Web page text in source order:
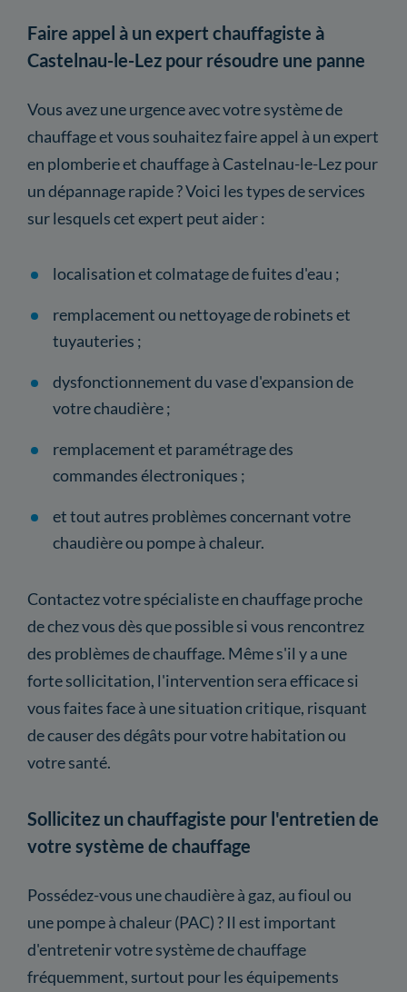
Faire appel à un expert chauffagiste à
Castelnau-le-Lez pour résoudre une panne
Vous avez une urgence avec votre système de
chauffage et vous souhaitez faire appel à un expert
en plomberie et chauffage à Castelnau-le-Lez pour
un dépannage rapide ? Voici les types de services
sur lesquels cet expert peut aider :
localisation et colmatage de fuites d'eau ;
remplacement ou nettoyage de robinets et
tuyauteries ;
dysfonctionnement du vase d'expansion de
votre chaudière ;
remplacement et paramétrage des
commandes électroniques ;
et tout autres problèmes concernant votre
chaudière ou pompe à chaleur.
Contactez votre spécialiste en chauffage proche
de chez vous dès que possible si vous rencontrez
des problèmes de chauffage. Même s'il y a une
forte sollicitation, l'intervention sera efficace si
vous faites face à une situation critique, risquant
de causer des dégâts pour votre habitation ou
votre santé.
Sollicitez un chauffagiste pour l'entretien de
votre système de chauffage
Possédez-vous une chaudière à gaz, au fioul ou
une pompe à chaleur (PAC) ? Il est important
d'entretenir votre système de chauffage
fréquemment, surtout pour les équipements